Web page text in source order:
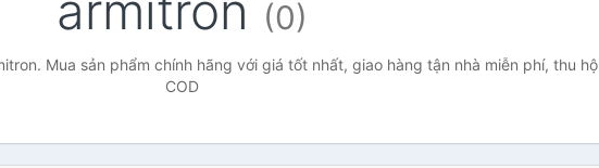
(0)
Mua sản phẩm chính hãng với giá tốt nhất, giao hàng tận nhà miễn phí, thu hộ
COD